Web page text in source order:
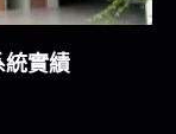
統實績